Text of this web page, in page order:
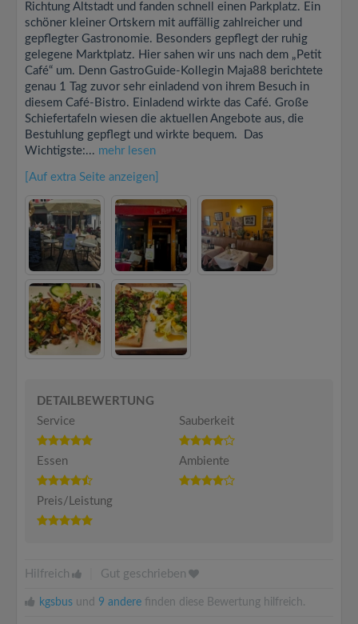
Richtung Altstadt und fanden schnell einen Parkplatz. Ein
schöner kleiner Ortskern mit auffällig zahlreicher und
gepflegter Gastronomie. Besonders gepflegt der ruhig
gelegene Marktplatz. Hier sahen wir uns nach dem „Petit
Café“ um. Denn GastroGuide-Kollegin Maja88 berichtete
genau 1 Tag zuvor sehr einladend von ihrem Besuch in
diesem Café-Bistro. Einladend wirkte das Café. Große
Schiefertafeln wiesen die aktuellen Angebote aus, die
Bestuhlung gepflegt und wirkte bequem. Das
Wichtigste:... mehr lesen
[Auf extra Seite anzeigen]
DETAILBEWERTUNG
Service
Sauberkeit
Essen Ambiente
Preis/Leistung
Hilfreich Gut geschrieben
kgsbus und 9 andere finden diese Bewertung hilfreich.